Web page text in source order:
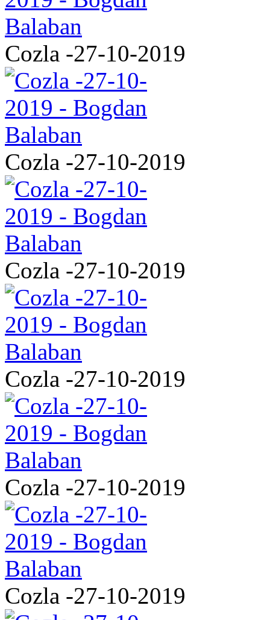
Cozla -27-10-2019
Cozla -27-10-2019
Cozla -27-10-2019
Cozla -27-10-2019
Cozla -27-10-2019
Cozla -27-10-2019